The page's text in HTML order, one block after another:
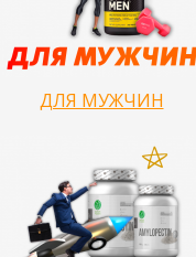
ДЛЯ МУЖЧИН